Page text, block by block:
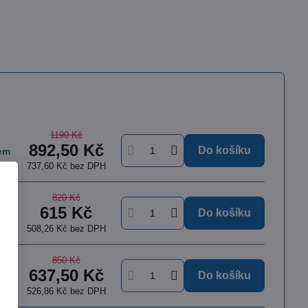
1190 Kč
892,50 Kč
737,60 Kč bez DPH
Do košíku
820 Kč
615 Kč
508,26 Kč bez DPH
Do košíku
850 Kč
637,50 Kč
526,86 Kč bez DPH
Do košíku
385 Kč
79%
Nitrile Exam Gloves
oboustranné nitrilové rukavice,